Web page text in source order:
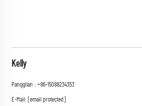
Kelly
Panggilan : +86-15088234353
E-Mail: [email protected]